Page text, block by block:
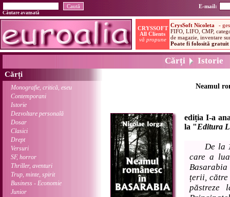
E-mail:
Căutare avansată
Cărți Istorie
Cărți
Monografie, critică, eseu
Contemporani
Istorie
Dezvoltare personală
Dosar
Clasici
Drept
Versuri
SF, horror
Thriller, aventuri
Trup, minte, spirit
Business - Economie
Junior
Neamul
ediția I-a
la "Editura
De la
care a
țerii, către
păstreze